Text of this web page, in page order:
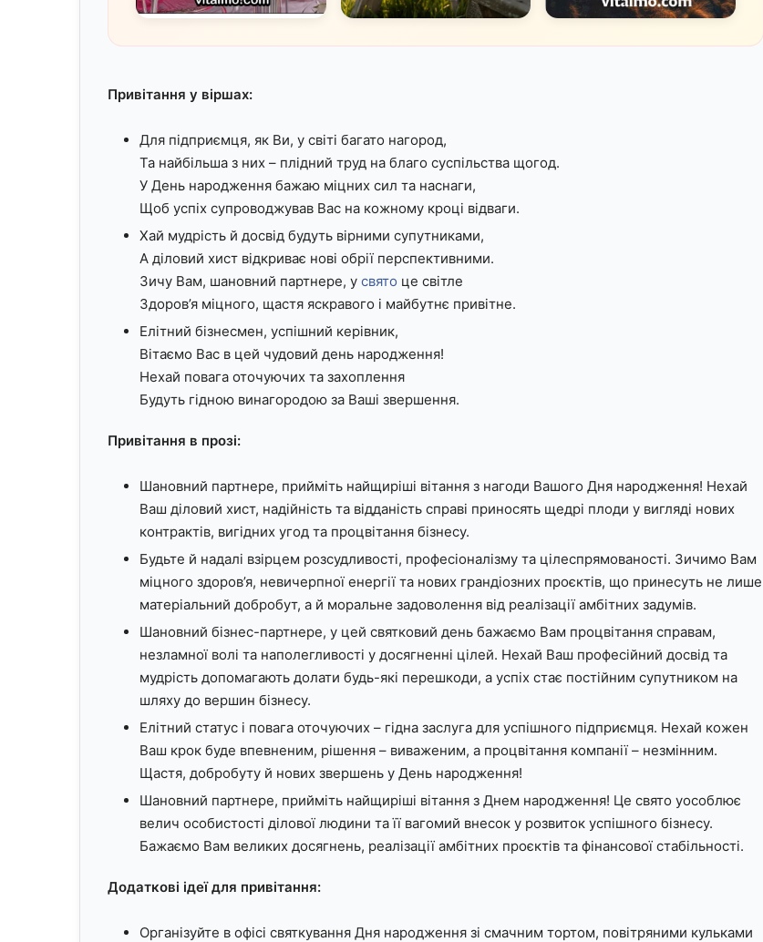
Привітання у віршах:
Для підприємця, як Ви, у світі багато нагород,
Та найбільша з них – плідний труд на благо суспільства щогод.
У День народження бажаю міцних сил та наснаги,
Щоб успіх супроводжував Вас на кожному кроці відваги.
Хай мудрість й досвід будуть вірними супутниками,
А діловий хист відкриває нові обрії перспективними.
Зичу Вам, шановний партнере, у свято це світле
Здоров’я міцного, щастя яскравого і майбутнє привітне.
Елітний бізнесмен, успішний керівник,
Вітаємо Вас в цей чудовий день народження!
Нехай повага оточуючих та захоплення
Будуть гідною винагородою за Ваші звершення.
Привітання в прозі:
Шановний партнере, прийміть найщиріші вітання з нагоди Вашого Дня народження! Нехай
Ваш діловий хист, надійність та відданість справі приносять щедрі плоди у вигляді нових
контрактів, вигідних угод та процвітання бізнесу.
Будьте й надалі взірцем розсудливості, професіоналізму та цілеспрямованості. Зичимо Вам
міцного здоров’я, невичерпної енергії та нових грандіозних проєктів, що принесуть не лише
матеріальний добробут, а й моральне задоволення від реалізації амбітних задумів.
Шановний бізнес-партнере, у цей святковий день бажаємо Вам процвітання справам,
незламної волі та наполегливості у досягненні цілей. Нехай Ваш професійний досвід та
мудрість допомагають долати будь-які перешкоди, а успіх стає постійним супутником на
шляху до вершин бізнесу.
Елітний статус і повага оточуючих – гідна заслуга для успішного підприємця. Нехай кожен
Ваш крок буде впевненим, рішення – виваженим, а процвітання компанії – незмінним.
Щастя, добробуту й нових звершень у День народження!
Шановний партнере, прийміть найщиріші вітання з Днем народження! Це свято уособлює
велич особистості ділової людини та її вагомий внесок у розвиток успішного бізнесу.
Бажаємо Вам великих досягнень, реалізації амбітних проєктів та фінансової стабільності.
Додаткові ідеї для привітання:
Організуйте в офісі святкування Дня народження зі смачним тортом, повітряними кульками